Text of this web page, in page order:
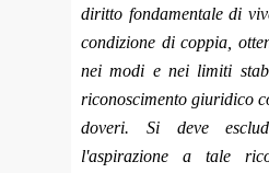
diritto fondamentale di
condizione di coppia,
nei modi e nei limiti
riconoscimento giuridico
doveri. Si deve
l'aspirazione a tale